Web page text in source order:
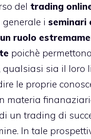
del trading
i seminari
ruolo
poichè
qualsiasi sia il loro
le proprie
materia
un trading di
In tale